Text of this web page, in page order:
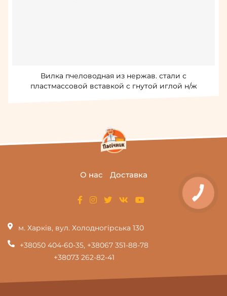
Вилка пчеловодная из нержав. стали с
пластмассовой вставкой с гнутой иглой н/ж
О нас Доставка
м. Харків, вул. Холодногірська 130
+38050 404-60-35, +38067 351-88-78
+38073 262-82-41
КНОПКА
ЗВ'ЯЗКУ